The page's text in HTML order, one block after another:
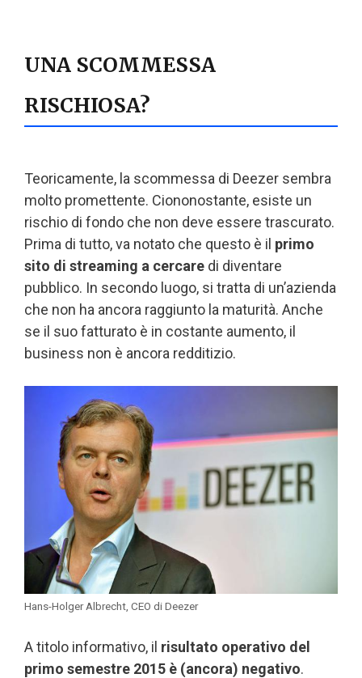
UNA SCOMMESSA
RISCHIOSA?
Teoricamente, la scommessa di Deezer sembra
molto promettente. Ciononostante, esiste un
rischio di fondo che non deve essere trascurato.
Prima di tutto, va notato che questo è il primo
sito di streaming a cercare di diventare
pubblico. In secondo luogo, si tratta di un’azienda
che non ha ancora raggiunto la maturità. Anche
se il suo fatturato è in costante aumento, il
business non è ancora redditizio.
Hans-Holger Albrecht, CEO di Deezer
A titolo informativo, il risultato operativo del
primo semestre 2015 è (ancora) negativo.